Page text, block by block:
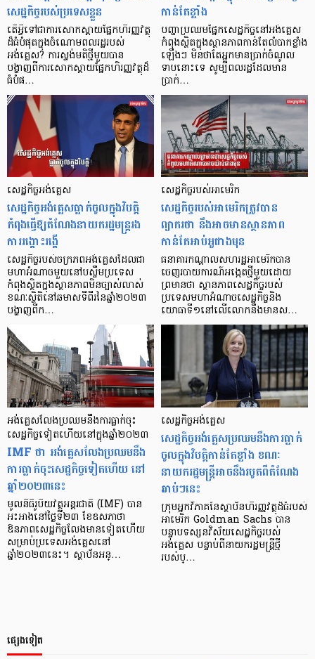
សេដ្ឋកិច្ចរបស់ប្រទេសខ្លួន
តើអ្វីទៅជាការសោកស្ដាយផ្នែកហិរញ្ញវត្ថុ
ដ៏ធំបំផុតក្នុងចំណោមពលរដ្ឋរបស់
អង់គ្លេស? ការស្ទង់មតិថ្មីមួយបាន
បង្ហាញពីការសោកស្តាយផ្នែកហិរញ្ញវត្ថុដ៏
ធំបំផ…
កាន់តែខ្លាំង
បញ្ហាប្រឈមផ្នែកសេដ្ឋកិច្ចនៅអង់គ្លេស
កំពុងស្ថិតក្នុងស្ថានភាពកាន់តែលំបាកខ្លាំង
ឡើងៗ មិនថាតែអ្នកមានប្រាក់ចំណូល
ទាបនោះទេ សូម្បីពលរដ្ឋដែលមាន
ប្រាក់…
សេដ្ឋកិច្ចអង់គ្លេស
សេដ្ឋកិច្ចអង់គ្លេសធ្លាក់ចូលក្នុងវិបត្តិ
កំពុងធ្វើឱ្យតំណែងនាយករដ្ឋមន្ត្ររង
ការរង្គោះរង្គើ
សេដ្ឋកិច្ចរបស់ចក្រភពអង់គ្លេសដែលជា
មហាអំណាចមួយនៅបស្ចឹមប្រទេស
កំពុងស្ថិតក្នុងស្ថានភាពមិនច្បាស់លាស់
ខណៈស្ថិតិនៅឆមាសទីពីរនៃឆ្នាំ២០២៣
បង្ហាញពីក…
សេដ្ឋកិច្ចរបស់អាមេរិក
សេដ្ឋកិច្ចរបស់អាមេរិកត្រូវបាន
ព្យាករថា នឹងអាចមានស្ថានភាព
កាន់តែអាប់អួជាងមុន
ធនាគារកណ្តាលសហរដ្ឋអាមេរិកបាន
ចេញរបាយការណ៍អង្កេតថ្មីមួយដោយ
ព្រមានថា ស្ថានភាពសេដ្ឋកិច្ចរបស់
ប្រទេសមហាអំណាចសេដ្ឋកិច្ចនិង
យោធាទី១នៅលើលោកនឹងមានស…
អង់គ្លេសលែងប្រឈមនឹងការធ្លាក់ចុះ
សេដ្ឋកិច្ចទៀតហើយនៅក្នុងឆ្នាំ២០២៣
IMF ថា អង់គ្លេសលែងប្រឈមនឹង
ការធ្លាក់ចុះសេដ្ឋកិច្ចទៀតហើយ នៅ
ឆ្នាំ២០២៣នេះ
មូលនិធិរូបិយវត្ថុអន្តរជាតិ (IMF) បាន
អះអាងនៅថ្ងៃទី២៣ ខែឧសភាថា
ឱនភាពសេដ្ឋកិច្ចលែងមានទៀតហើយ
សម្រាប់ប្រទេសអង់គ្លេសនៅ
ឆ្នាំ២០២៣នេះ។ ស្ថាប័នអន្…
សេដ្ឋកិច្ចអង់គ្លេស
សេដ្ឋកិច្ចអង់គ្លេសប្រឈមនឹងការធ្លាក់
ចូលក្នុងវិបត្តិកាន់តែខ្លាំង ខណៈ
នាយករដ្ឋមន្ត្រីអាចនឹងរបូតពីតំណែង
ឆាប់ៗនេះ
ក្រុមអ្នកវិភាគនៃស្ថាប័នហិរញ្ញវត្ថុដ៏ធំរបស់
អាមេរិក Goldman Sachs បាន
បន្ទាបទស្សនវិស័យសេដ្ឋកិច្ចរបស់
អង់គ្លេស បន្ទាប់ពីនាយករដ្ឋមន្ត្រីថ្មី
របស់ប្…
ផ្សេងទៀត